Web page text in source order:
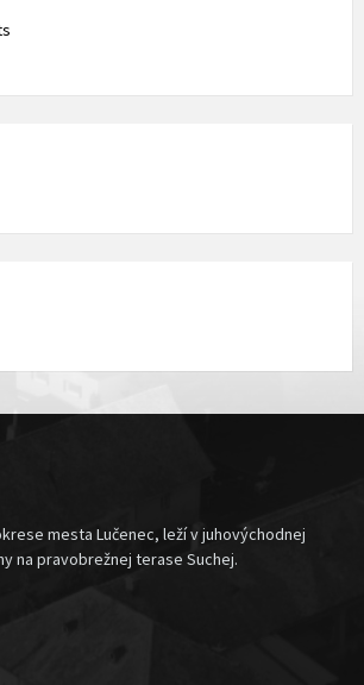
mesta Lučenec, leží v juhovýchodnej
na pravobrežnej terase Suchej.